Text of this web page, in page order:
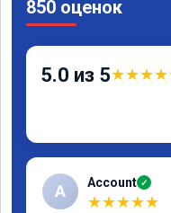
850 оценок
5.0 из 5★★★★
A Account ✓
★★★★★